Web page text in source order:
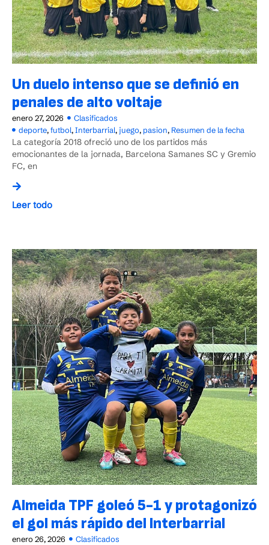
Un duelo intenso que se definió en
penales de alto voltaje
enero 27, 2026
Clasificados
deporte,futbol,Interbarrial, juego, pasion, Resumen de la fecha
La categoría 2018 ofreció uno de los partidos más
emocionantes de la jornada, Barcelona Samanes SC y Gremio
FC, en
Leer todo
Almeida TPF goleó 5-1 y protagonizó
el gol más rápido del Interbarrial
enero 26, 2026
Clasificados